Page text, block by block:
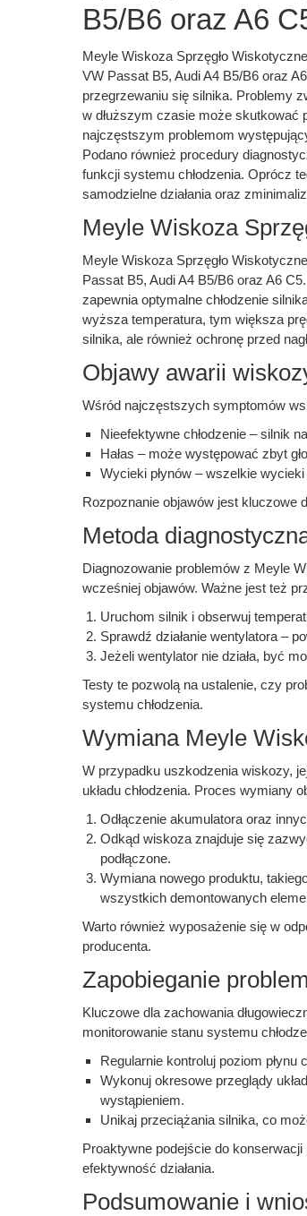
B5/B6 oraz A6
Meyle Wiskoza Sprzęgło
VW Passat B5, Audi A4 B5/B6 oraz
przegrzewaniu się silnika. Problemy
w dłuższym czasie może
najczęstszym problemom
Podano również procedury
funkcji systemu chłodzenia. Oprócz
samodzielne działania oraz
Meyle Wiskoza
Meyle Wiskoza Sprzęgło
Passat B5, Audi A4 B5/B6 oraz A6
zapewnia optymalne chłodzenie
wyższa temperatura, tym większa
silnika, ale również ochronę przed
Objawy awarii
Wśród najczęstszych symptomów
Nieefektywne chłodzenie – silnik
Hałas – może występować zbyt
Wycieki płynów – wszelkie
Rozpoznanie objawów jest kluczowe
Metoda
Diagnozowanie problemów z Meyle
wcześniej objawów. Ważne jest też
Uruchom silnik i obserwuj
Sprawdź działanie wentylatora –
Jeżeli wentylator nie działa, być
Testy te pozwolą na ustalenie, czy
systemu chłodzenia.
Wymiana Meyle
W przypadku uszkodzenia wiskozy,
układu chłodzenia. Proces wymiany
Odłączenie akumulatora oraz
Odkąd wiskoza znajduje się
podłączone.
Wymiana nowego produktu,
wszystkich demontowanych
Warto również wyposażenie się w
producenta.
Zapobieganie
Kluczowe dla zachowania
monitorowanie stanu systemu
Regularnie kontroluj poziom
Wykonuj okresowe przeglądy
wystąpieniem.
Unikaj przeciążania silnika, co
Proaktywne podejście do konserwacji
efektywność działania.
Podsumowanie i